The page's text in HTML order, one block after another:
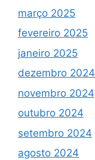
março 2025
fevereiro 2025
janeiro 2025
dezembro 2024
novembro 2024
outubro 2024
setembro 2024
agosto 2024